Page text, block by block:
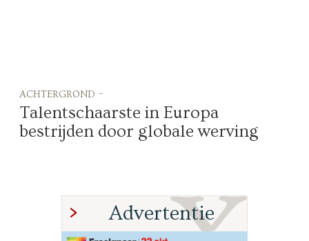
achtergrond -
Talentschaarste in Europa
bestrijden door globale werving
Advertentie